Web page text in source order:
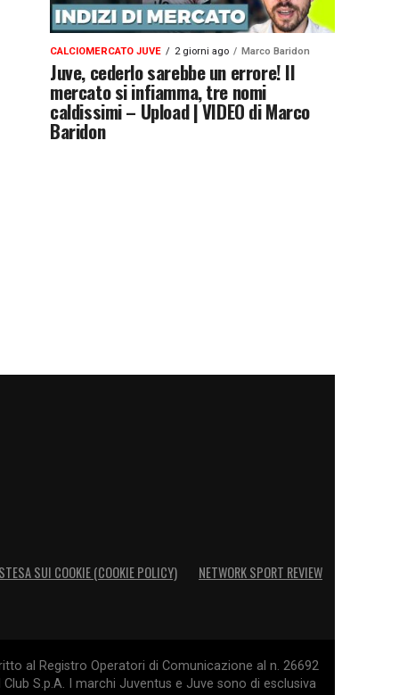
CALCIOMERCATO JUVE 2 giorni ago Marco Baridon
Juve, cederlo sarebbe un errore! Il
mercato si infiamma, tre nomi
caldissimi – Upload | VIDEO di Marco
Baridon
SUI COOKIE (COOKIE POLICY) NETWORK SPORT REVIEW
al Registro Operatori di Comunicazione al n. 26692
S.p.A. I marchi Juventus e Juve sono di esclusiva